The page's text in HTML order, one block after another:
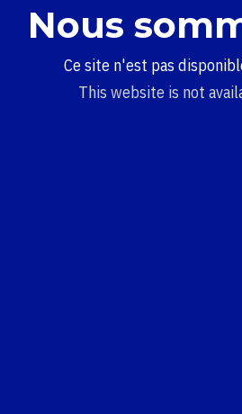
Nous
Ce site n'est pas
This website is not